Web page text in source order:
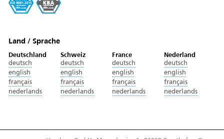
Land / Sprache
Deutschland
deutsch
english
français
nederlands
Schweiz
deutsch
english
français
nederlands
France
deutsch
english
français
nederlands
Nederland
deutsch
english
français
nederlands